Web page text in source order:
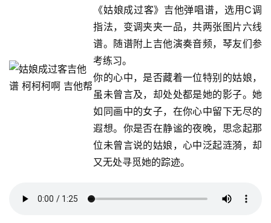
《姑娘成过客》吉他弹唱谱，选用C调
指法，变调夹夹一品，共两张图片六线
谱。随谱附上吉他演奏音频，琴友们参
考练习。
你的心中，是否藏着一位特别的姑娘，
虽未曾言及，却处处都是她的影子。她
如同画中的女子，在你心中留下无尽的
遐想。你是否在静谧的夜晚，思念起那
位未曾言说的姑娘，心中泛起涟漪，却
又无处寻觅她的踪迹。